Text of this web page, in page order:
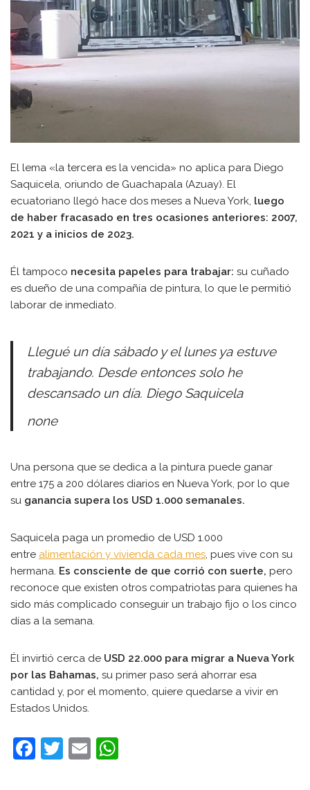
El lema «la tercera es la vencida» no aplica para Diego
Saquicela, oriundo de Guachapala (Azuay). El
ecuatoriano llegó hace dos meses a Nueva York, luego
de haber fracasado en tres ocasiones anteriores: 2007,
2021 y a inicios de 2023.
Él tampoco necesita papeles para trabajar: su cuñado
es dueño de una compañía de pintura, lo que le permitió
laborar de inmediato.
Llegué un día sábado y el lunes ya estuve
trabajando. Desde entonces solo he
descansado un día. Diego Saquicela
none
Una persona que se dedica a la pintura puede ganar
entre 175 a 200 dólares diarios en Nueva York, por lo que
su ganancia supera los USD 1.000 semanales.
Saquicela paga un promedio de USD 1.000
entre alimentación y vivienda cada mes, pues vive con su
hermana. Es consciente de que corrió con suerte, pero
reconoce que existen otros compatriotas para quienes ha
sido más complicado conseguir un trabajo fijo o los cinco
días a la semana.
Él invirtió cerca de USD 22.000 para migrar a Nueva York
por las Bahamas, su primer paso será ahorrar esa
cantidad y, por el momento, quiere quedarse a vivir en
Estados Unidos.
F
T
E